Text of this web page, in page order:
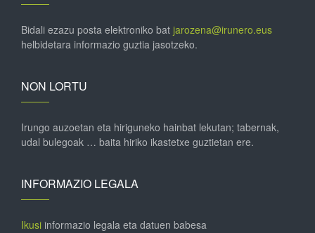
Bidali ezazu posta elektroniko bat jarozena@irunero.eus
helbidetara informazio guztia jasotzeko.
NON LORTU
Irungo auzoetan eta hiriguneko hainbat lekutan; tabernak,
udal bulegoak … baita hiriko ikastetxe guztietan ere.
INFORMAZIO LEGALA
Ikusi informazio legala eta datuen babesa